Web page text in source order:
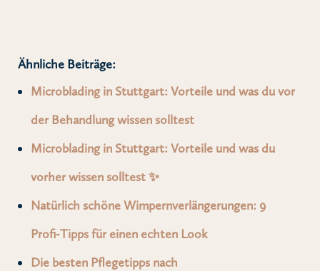
Ähnliche Beiträge:
Microblading in Stuttgart: Vorteile und was du vor
der Behandlung wissen solltest
Microblading in Stuttgart: Vorteile und was du
vorher wissen solltest ✨
Natürlich schöne Wimpernverlängerungen: 9
Profi‑Tipps für einen echten Look
Die besten Pflegetipps nach